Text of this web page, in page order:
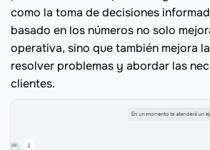
como la toma de decisiones
basado en los números no solo
operativa, sino que también mejora
resolver problemas y abordar las
clientes.